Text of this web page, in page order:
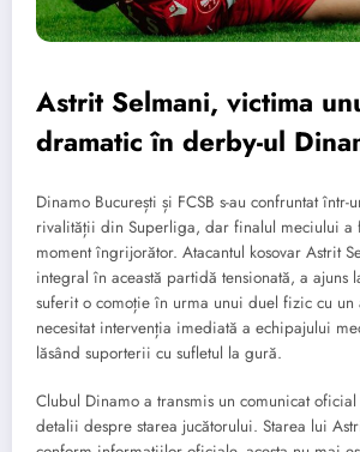
Astrit Selmani, victima
dramatic în derby-ul
Dinamo București și FCSB s-au confruntat într-
rivalității din Superliga, dar finalul meciului a
moment îngrijorător. Atacantul kosovar Astrit
integral în această partidă tensionată, a ajuns
suferit o comoție în urma unui duel fizic cu un
necesitat intervenția imediată a echipajului
lăsând suporterii cu sufletul la gură.
Clubul Dinamo a transmis un comunicat
detalii despre starea jucătorului. Starea lui